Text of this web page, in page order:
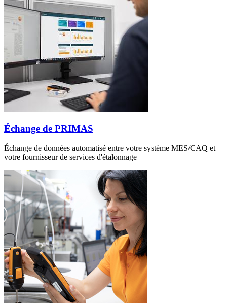
Échange de PRIMAS
Échange de données automatisé entre votre système MES/CAQ et
votre fournisseur de services d'étalonnage